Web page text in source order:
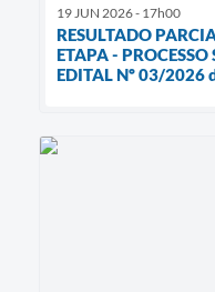
19 JUN 2026 - 17h00
RESULTADO
ETAPA -
EDITAL Nº 03/